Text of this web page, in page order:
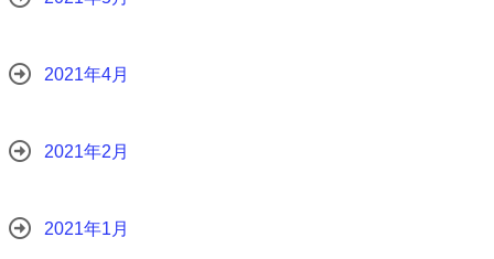
2021年4月
2021年2月
2021年1月